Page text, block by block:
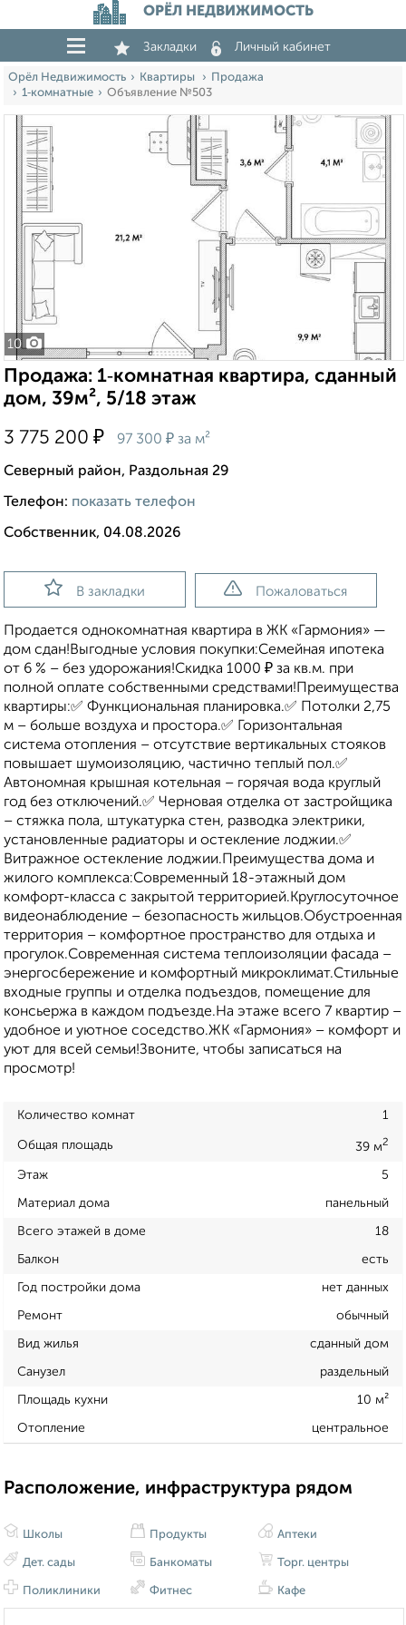
ОРЁЛ НЕДВИЖИМОСТЬ
Закладки Личный кабинет
Орёл Недвижимость Квартиры
Продажа
1‑комнатные
Объявление №503
10
Продажа: 1‑комнатная квартира, сданный
дом, 39м², 5/18 этаж
3 775 200 ₽ 97 300 ₽ за м²
Северный район, Раздольная 29
Телефон: показать телефон
Собственник, 04.08.2026
В закладки Пожаловаться
Продается однокомнатная квартира в ЖК «Гармония» —
дом сдан!Выгодные условия покупки:Семейная ипотека
от 6 % – без удорожания!Скидка 1000 ₽ за кв.м. при
полной оплате собственными средствами!Преимущества
квартиры:✅ Функциональная планировка.✅ Потолки 2,75
м – больше воздуха и простора.✅ Горизонтальная
система отопления – отсутствие вертикальных стояков
повышает шумоизоляцию, частично теплый пол.✅
Автономная крышная котельная – горячая вода круглый
год без отключений.✅ Черновая отделка от застройщика
– стяжка пола, штукатурка стен, разводка электрики,
установленные радиаторы и остекление лоджии.✅
Витражное остекление лоджии.Преимущества дома и
жилого комплекса:Современный 18-этажный дом
комфорт-класса с закрытой территорией.Круглосуточное
видеонаблюдение – безопасность жильцов.Обустроенная
территория – комфортное пространство для отдыха и
прогулок.Современная система теплоизоляции фасада –
энергосбережение и комфортный микроклимат.Стильные
входные группы и отделка подъездов, помещение для
консьержа в каждом подъезде.На этаже всего 7 квартир –
удобное и уютное соседство.ЖК «Гармония» – комфорт и
уют для всей семьи!Звоните, чтобы записаться на
просмотр!
Количество комнат 1
Общая площадь 39 м2
Этаж 5
Материал дома панельный
Всего этажей в доме 18
Балкон есть
Год постройки дома нет данных
Ремонт обычный
Вид жилья сданный дом
Санузел раздельный
Площадь кухни 10 м²
Отопление центральное
Расположение, инфраструктура рядом
Школы
Дет. сады
Поликлиники
Продукты
Банкоматы
Фитнес
Аптеки
Торг. центры
Кафе